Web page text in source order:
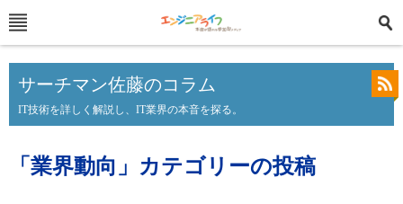
サーチマン佐藤のコラム
IT技術を詳しく解説し、IT業界の本音を探る。
「業界動向」カテゴリーの投稿